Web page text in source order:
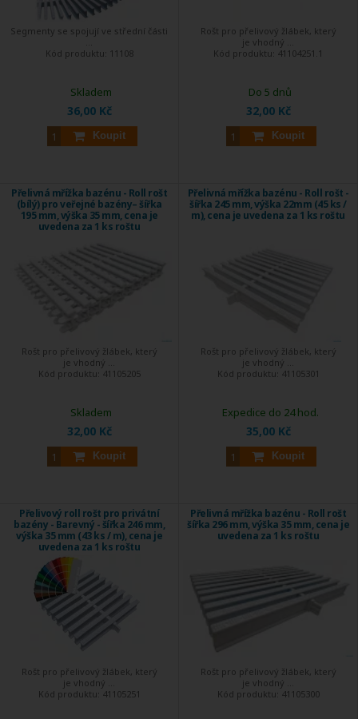
Segmenty se spojují ve střední části
Kód produktu: 11108
36,00 Kč
Koupit
Skladem
Rošt pro přelivový žlábek, který
je vhodný ...
Kód produktu: 41104251.1
32,00 Kč
Koupit
Do 5 dnů
Přelivná mřížka bazénu - Roll rošt
(bílý) pro veřejné bazény– šířka
195 mm, výška 35 mm, cena je
uvedena za 1 ks roštu
Rošt pro přelivový žlábek, který
je vhodný ...
Kód produktu: 41105205
32,00 Kč
Koupit
Skladem
Přelivná mřížka bazénu - Roll rošt -
šířka 245 mm, výška 22mm (45 ks /
m), cena je uvedena za 1 ks roštu
Rošt pro přelivový žlábek, který
je vhodný ...
Kód produktu: 41105301
35,00 Kč
Koupit
Expedice do 24 hod.
Přelivový roll rošt pro privátní
bazény - Barevný - šířka 246 mm,
výška 35 mm (43 ks / m), cena je
uvedena za 1 ks roštu
Rošt pro přelivový žlábek, který
je vhodný ...
Kód produktu: 41105251
Přelivná mřížka bazénu - Roll rošt
šířka 296 mm, výška 35 mm, cena je
uvedena za 1 ks roštu
Rošt pro přelivový žlábek, který
je vhodný ...
Kód produktu: 41105300